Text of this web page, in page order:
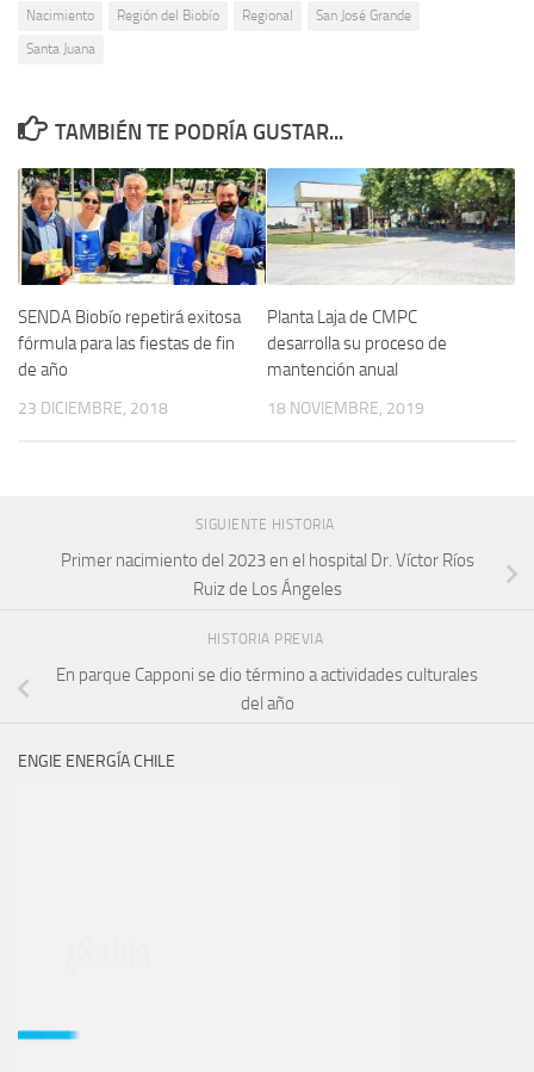
Nacimiento
Región del Biobío Regional
San José Grande
Santa Juana
TAMBIÉN TE PODRÍA GUSTAR...
SENDA Biobío repetirá exitosa
fórmula para las fiestas de fin
de año
23 DICIEMBRE, 2018
Planta Laja de CMPC
desarrolla su proceso de
mantención anual
18 NOVIEMBRE, 2019
SIGUIENTE HISTORIA
Primer nacimiento del 2023 en el hospital Dr. Víctor Ríos
Ruiz de Los Ángeles
HISTORIA PREVIA
En parque Capponi se dio término a actividades culturales
del año
ENGIE ENERGÍA CHILE